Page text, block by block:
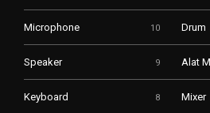
Microphone 10 Drum
Speaker 9 Alat
Keyboard 8 Mixer